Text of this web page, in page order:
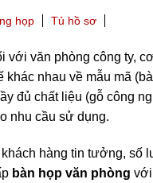
họp Tủ hồ sơ
với văn phòng công ty,
khác nhau về mẫu mã
đủ chất liệu (gỗ công
nhu cầu sử dụng.
hàng tin tưởng, số
bàn họp văn phòng với